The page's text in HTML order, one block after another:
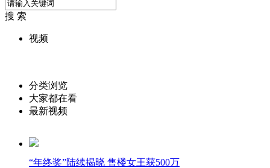
搜 索
视频
分类浏览
大家都在看
最新视频
“年终奖”陆续揭晓 售楼女王获500万